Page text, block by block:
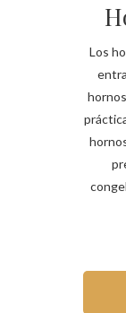
Los